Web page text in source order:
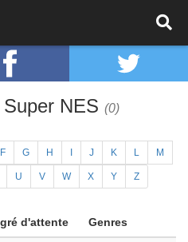
NES (0)
F G H J K L M
U V W X Y Z
d'attente Genres